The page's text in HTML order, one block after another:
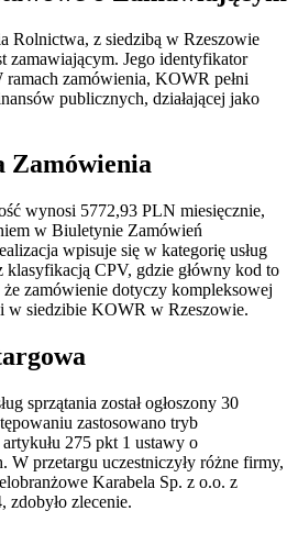
Rolnictwa, z siedzibą w Rzeszowie
zamawiającym. Jego identyfikator
zamówienia, KOWR pełni
publicznych, działającej jako
Zamówienia
wynosi 5772,93 PLN miesięcznie,
w Biuletynie Zamówień
wpisuje się w kategorię usług
klasyfikacją CPV, gdzie główny kod to
zamówienie dotyczy kompleksowej
w siedzibie KOWR w Rzeszowie.
sprzątania został ogłoszony 30
zastosowano tryb
275 pkt 1 ustawy o
W przetargu uczestniczyły różne firmy,
Karabela Sp. z o.o. z
zdobyło zlecenie.